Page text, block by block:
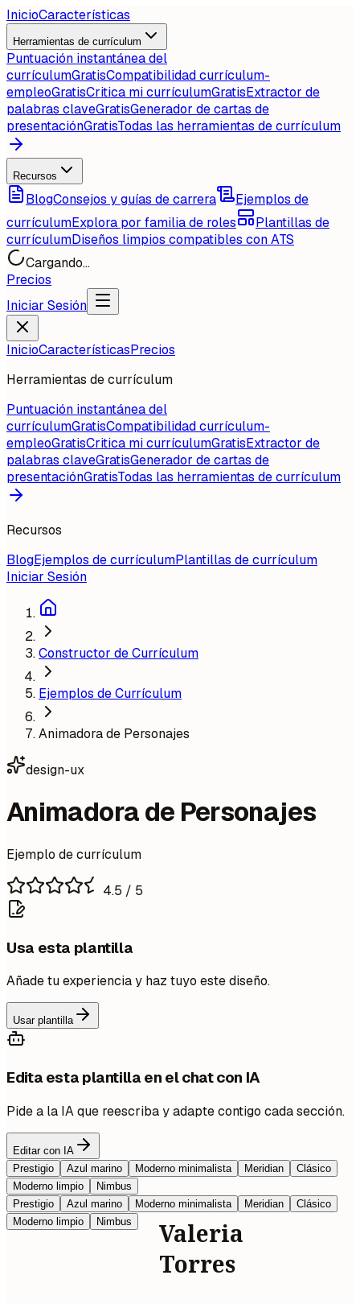
InicioCaracterísticas
Herramientas de currículum
Puntuación instantánea del
currículumGratisCompatibilidad currículum-
empleoGratisCritica mi currículumGratisExtractor de
palabras claveGratisGenerador de cartas de
presentaciónGratisTodas las herramientas de currículum
Recursos
BlogConsejos y guías de carrera
Ejemplos de
currículumExplora por familia de roles
Plantillas de
currículumDiseños limpios compatibles con ATS
Cargando...
Precios
Iniciar Sesión
InicioCaracterísticasPrecios
Herramientas de currículum
Puntuación instantánea del
currículumGratisCompatibilidad currículum-
empleoGratisCritica mi currículumGratisExtractor de
palabras claveGratisGenerador de cartas de
presentaciónGratisTodas las herramientas de currículum
Recursos
BlogEjemplos de currículumPlantillas de currículum
Iniciar Sesión
Constructor de Currículum
Ejemplos de Currículum
Animadora de Personajes
design-ux
Animadora de Personajes
Ejemplo de currículum
4.5 / 5
Usa esta plantilla
Añade tu experiencia y haz tuyo este diseño.
Usar plantilla
Edita esta plantilla en el chat con IA
Pide a la IA que reescriba y adapte contigo cada sección.
Editar con IA
Prestigio
Azul marino Moderno minimalista Meridian
Clásico
Moderno limpio
Nimbus
Prestigio
Azul marino Moderno minimalista Meridian
Clásico
Moderno limpio
Nimbus
Valeria
Torres